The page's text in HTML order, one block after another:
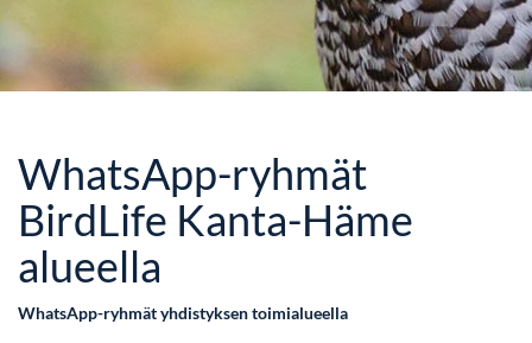
WhatsApp-ryhmät
BirdLife Kanta-Häme
alueella
WhatsApp-ryhmät yhdistyksen toimialueella